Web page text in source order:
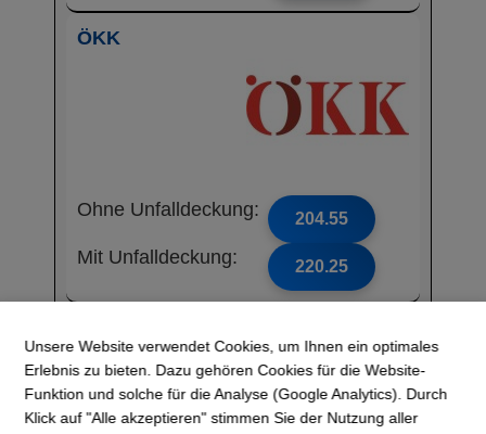
ÖKK
Ohne Unfalldeckung: 204.55
Mit Unfalldeckung: 220.25
Unsere Website verwendet Cookies, um Ihnen ein optimales
Erlebnis zu bieten. Dazu gehören Cookies für die Website-
Funktion und solche für die Analyse (Google Analytics). Durch
Klick auf "Alle akzeptieren" stimmen Sie der Nutzung aller